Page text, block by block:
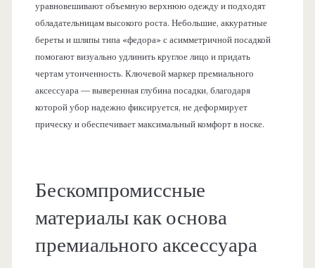
уравновешивают объемную верхнюю одежду и подходят
обладательницам высокого роста. Небольшие, аккуратные
береты и шляпы типа «федора» с асимметричной посадкой
помогают визуально удлинить круглое лицо и придать
чертам утонченность. Ключевой маркер премиального
аксессуара — выверенная глубина посадки, благодаря
которой убор надежно фиксируется, не деформирует
прическу и обеспечивает максимальный комфорт в носке.
Бескомпромиссные
материалы как основа
премиального аксессуара